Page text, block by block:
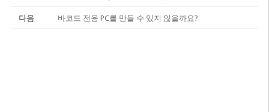
다음 바코드 전용 PC를 만들 수 있지 않을까요?